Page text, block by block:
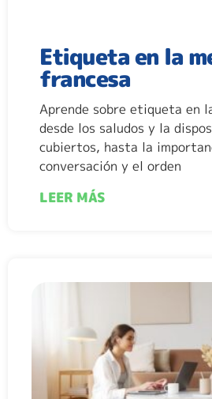
Etiqueta en la
francesa
Aprende sobre etiqueta en
desde los saludos y la
cubiertos, hasta la
conversación y el orden
LEER MÁS